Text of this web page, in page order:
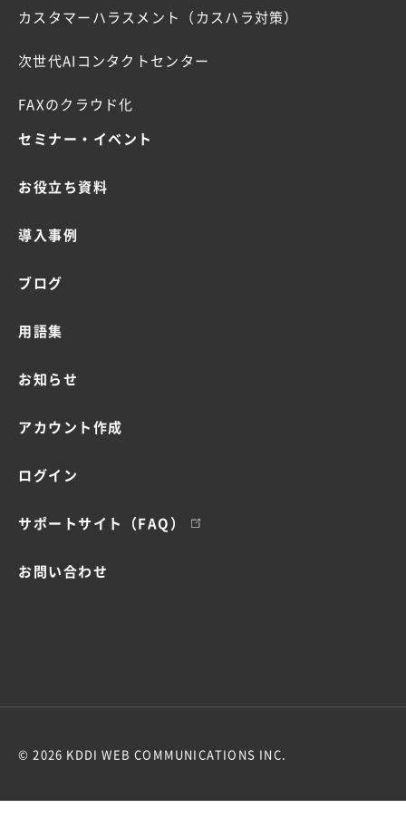
カスタマーハラスメント（カスハラ対策）
次世代AIコンタクトセンター
FAXのクラウド化
セミナー・イベント
お役立ち資料
導入事例
ブログ
用語集
お知らせ
アカウント作成
ログイン
サポートサイト（FAQ）
お問い合わせ
© 2026 KDDI WEB COMMUNICATIONS INC.